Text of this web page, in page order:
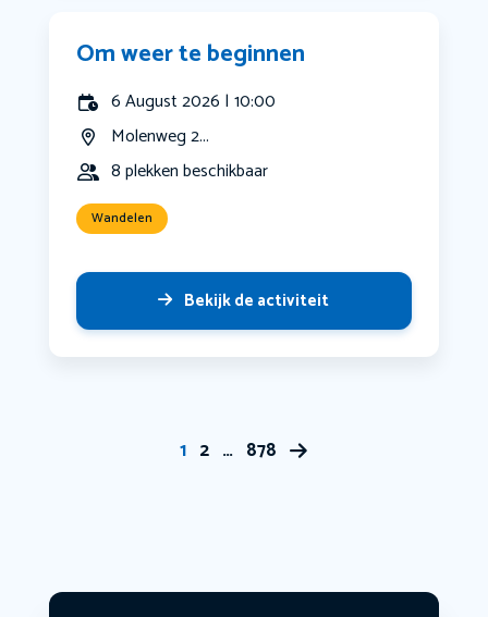
Om weer te beginnen
6 August 2026 | 10:00
Molenweg 2...
8 plekken beschikbaar
Wandelen
Bekijk de activiteit
1 2 … 878